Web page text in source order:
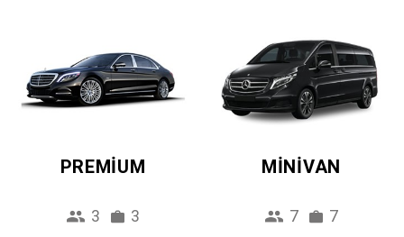
PREMIUM
3 3
MINIVAN
7 7